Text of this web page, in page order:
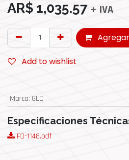
AR$ 1,035.57 + IVA
Add to wishlist
Marca: GLC
Especificaciones
FO-1148.pdf